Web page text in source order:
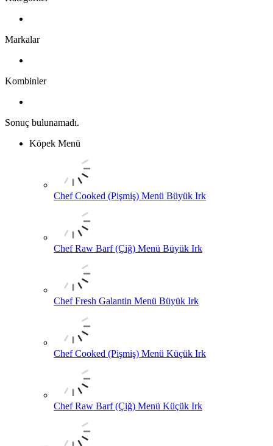
Markalar
Kombinler
Sonuç bulunamadı.
Köpek Menü
Chef Cooked (Pişmiş) Menü Büyük Irk
Chef Raw Barf (Çiğ) Menü Büyük Irk
Chef Fresh Galantin Menü Büyük Irk
Chef Cooked (Pişmiş) Menü Küçük Irk
Chef Raw Barf (Çiğ) Menü Küçük Irk